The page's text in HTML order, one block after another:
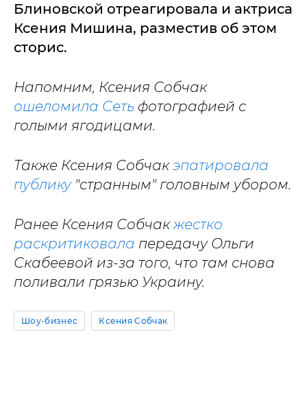
Блиновской отреагировала и актриса
Ксения Мишина, разместив об этом
сторис.
Напомним, Ксения Собчак
ошеломила Сеть фотографией с
голыми ягодицами.
Также Ксения Собчакэпатировала
публику"странным" головным убором.
Ранее Ксения Собчакжестко
раскритиковала передачу Ольги
Скабеевой из-за того, что там снова
поливали грязью Украину.
Шоу-бизнес Ксения Собчак